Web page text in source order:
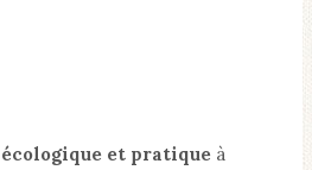
écologique et pratique à